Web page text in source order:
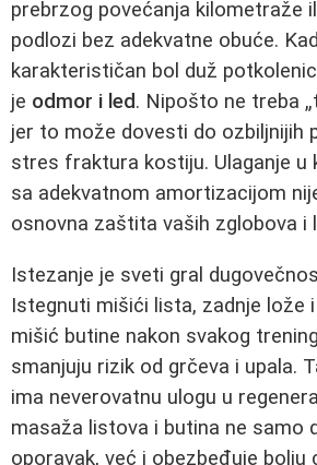
prebrzog povećanja kilometraže
podlozi bez adekvatne obuće.
karakterističan bol duž
je odmor i led. Nipošto ne treba
jer to može dovesti do ozbiljnijih
stres fraktura kostiju. Ulaganje u
sa adekvatnom amortizacijom
osnovna zaštita vaših zglobova i
Istezanje je sveti gral
Istegnuti mišići lista, zadnje lože
mišić butine nakon svakog
smanjuju rizik od grčeva i upala.
ima neverovatnu ulogu u
masaža listova i butina ne samo
oporavak, već i obezbeđuje bolju